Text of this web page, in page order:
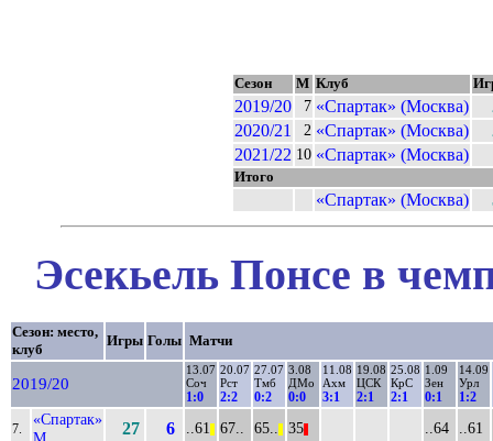
Сезон М Клуб
2019/20 7 «Спартак» (Москва)
2020/21
2 «Спартак» (Москва)
2021/22 10 «Спартак» (Москва)
Итого
«Спартак» (Москва)
Эсекьель Понсе в
Сезон: место,
клуб
Игры Голы Матчи
2019/20
13.07
Соч
1:0
20.07
Рст
2:2
27.07
Тмб
0:2
3.08
ДМо
0:0
11.08
Ахм
3:1
19.08
ЦСК
2:1
25.08
КрС
2:1
1.09
Зен
0:1
14.09
Урл
1:2
7.
«Спартак»
27 6 ..61 67.. 65.. 35 ..64 ..61